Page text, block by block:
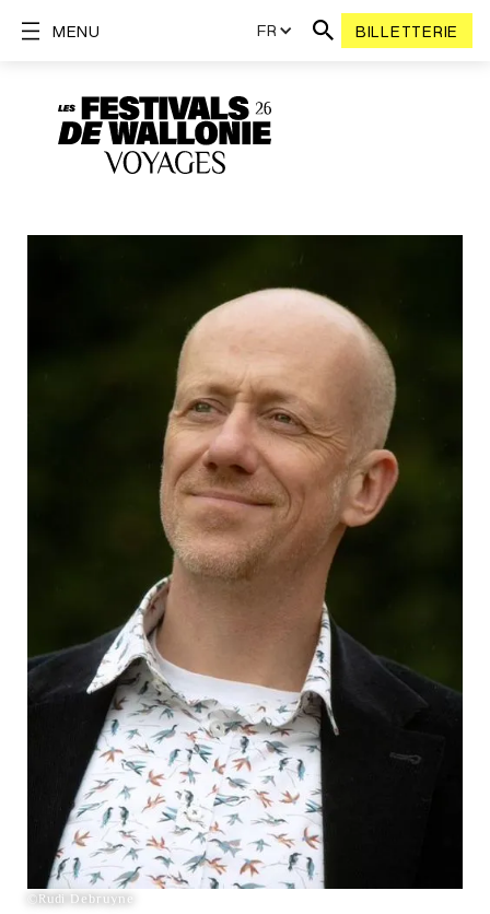
FR BILLETTERIE
MENU
©Rudi Debruyne